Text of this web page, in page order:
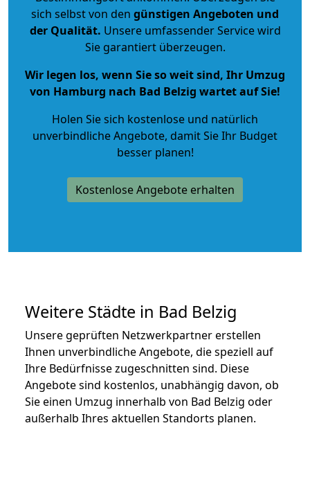
sich selbst von den günstigen Angeboten und
der Qualität. Unsere umfassender Service wird
Sie garantiert überzeugen.
Wir legen los, wenn Sie so weit sind, Ihr Umzug
von Hamburg nach Bad Belzig wartet auf Sie!
Holen Sie sich kostenlose und natürlich
unverbindliche Angebote, damit Sie Ihr Budget
besser planen!
Kostenlose Angebote erhalten
Weitere Städte in Bad Belzig
Unsere geprüften Netzwerkpartner erstellen
Ihnen unverbindliche Angebote, die speziell auf
Ihre Bedürfnisse zugeschnitten sind. Diese
Angebote sind kostenlos, unabhängig davon, ob
Sie einen Umzug innerhalb von Bad Belzig oder
außerhalb Ihres aktuellen Standorts planen.